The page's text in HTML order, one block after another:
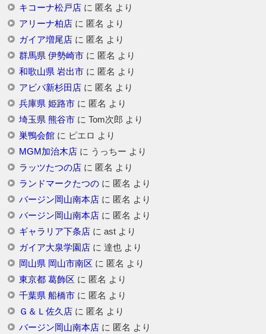
キコーナ松戸店に 匿名 より
アリーナ柏店に 匿名 より
ガイア増尾店に 匿名 より
群馬県 伊勢崎市に 匿名 より
和歌山県 岩出市に 匿名 より
アビバ新杉田店に 匿名 より
兵庫県 姫路市に 匿名 より
埼玉県 熊谷市に Tom次郎 より
巣鴨会館に ピエロ より
MGM加治木店に うっちー より
ラッツたつの店に 匿名 より
ランドマークたつのに 匿名 より
バージン岡山南本店に 匿名 より
バージン岡山南本店に 匿名 より
ギャラリア下条店に astより
ガイア大泉学園店に 達也より
岡山県 岡山市南区 に 匿名 より
東京都 葛飾区 に 匿名 より
千葉県 船橋市に 匿名 より
Ｇ＆Ｌ佐久店に 匿名 より
バージン岡山南本店に 匿名 より